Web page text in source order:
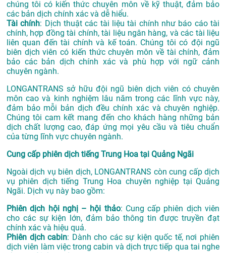
chúng tôi có kiến thức chuyên môn về kỹ thuật, đảm bảo
các bản dịch chính xác và dễ hiểu.
Tài chính: Dịch thuật các tài liệu tài chính như báo cáo tài
chính, hợp đồng tài chính, tài liệu ngân hàng, và các tài liệu
liên quan đến tài chính và kế toán. Chúng tôi có đội ngũ
biên dịch viên có kiến thức chuyên môn về tài chính, đảm
bảo các bản dịch chính xác và phù hợp với ngữ cảnh
chuyên ngành.
LONGANTRANS sở hữu đội ngũ biên dịch viên có chuyên
môn cao và kinh nghiệm lâu năm trong các lĩnh vực này,
đảm bảo mỗi bản dịch đều chính xác và chuyên nghiệp.
Chúng tôi cam kết mang đến cho khách hàng những bản
dịch chất lượng cao, đáp ứng mọi yêu cầu và tiêu chuẩn
của từng lĩnh vực chuyên ngành.
Cung cấp phiên dịch tiếng Trung Hoa tại Quảng Ngãi
Ngoài dịch vụ biên dịch, LONGANTRANS còn cung cấp dịch
vụ phiên dịch tiếng Trung Hoa chuyên nghiệp tại Quảng
Ngãi. Dịch vụ này bao gồm:
Phiên dịch hội nghị – hội thảo: Cung cấp phiên dịch viên
cho các sự kiện lớn, đảm bảo thông tin được truyền đạt
chính xác và hiệu quả.
Phiên dịch cabin: Dành cho các sự kiện quốc tế, nơi phiên
dịch viên làm việc trong cabin và dịch trực tiếp qua tai nghe